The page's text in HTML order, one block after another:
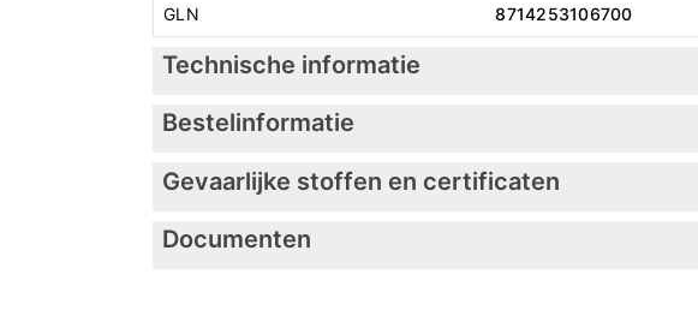
GLN
8714253106700
Technische informatie
Bestelinformatie
Gevaarlijke stoffen en certificaten
Documenten